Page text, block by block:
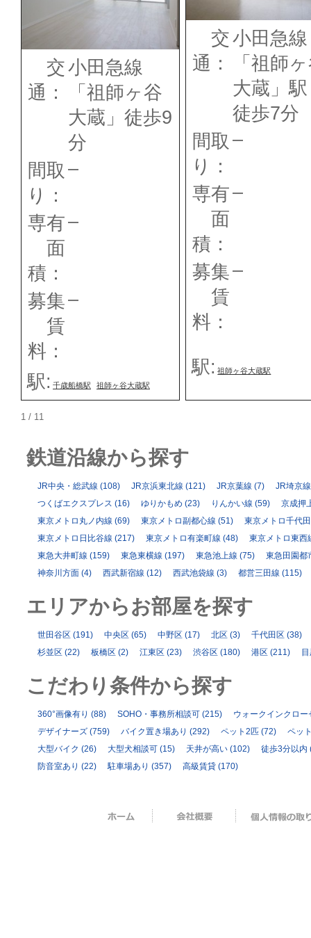
交
通：
小田急線
「祖師ヶ谷
大蔵」徒歩9
分
間取
り：
–
専有
面
積：
–
募集
賃
料：
–
駅: 千歳船橋駅 祖師ヶ谷大蔵駅
交
通：
小田急線
「祖師
大蔵」
徒歩7分
間取
り：
–
専有
面
積：
–
募集
賃
料：
–
駅: 祖師ヶ谷大蔵駅
1 / 11
鉄道沿線から探す
JR中央・総武線 (108) JR京浜東北線 (121) JR京葉線 (7)
JR埼京線
つくばエクスプレス (16) ゆりかもめ (23) りんかい線 (59)
京成押
東京メトロ丸ノ内線 (69) 東京メトロ副都心線 (51)
東京メトロ千代
東京メトロ日比谷線 (217) 東京メトロ有楽町線 (48)
東京メトロ東西
東急大井町線 (159) 東急東横線 (197) 東急池上線 (75)
東急田園都
神奈川方面 (4) 西武新宿線 (12) 西武池袋線 (3) 都営三田線 (115)
エリアからお部屋を探す
世田谷区 (191) 中央区 (65) 中野区 (17) 北区 (3) 千代田区 (38)
杉並区 (22) 板橋区 (2) 江東区 (23) 渋谷区 (180) 港区 (211)
こだわり条件から探す
360°画像有り (88) SOHO・事務所相談可 (215)
ウォークインクロー
デザイナーズ (759) バイク置き場あり (292) ペット2匹 (72)
ペッ
大型バイク (26) 大型犬相談可 (15) 天井が高い (102) 徒歩3分以内
防音室あり (22) 駐車場あり (357) 高級賃貸 (170)